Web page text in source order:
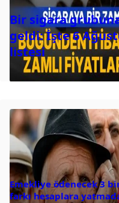
Bir sigara
geldi: İşte 6
listesi
Emekliye ödenecek 3
farkı hesaplara